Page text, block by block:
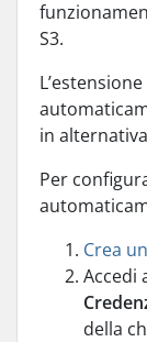
S3.
in
Per
Crea
Accedi
della